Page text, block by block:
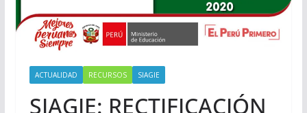
ACTUALIDAD RECURSOS SIAGIE
SIAGIE: RECTIFICACIÓN